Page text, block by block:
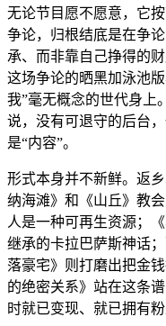
无论节目愿不愿意，它
争论，归根结底是在争
承、而非靠自己挣得的
这场争论的晒黑加泳池
我”毫无概念的世代身上
说，没有可退守的后台
是“内容”。
形式本身并不新鲜。返
纳海滩》和《山丘》教
人是一种可再生资源；
继承的卡拉巴萨斯神话
落豪宅》则打磨出把金
的绝密关系》站在这条
时就已变现、就已拥有